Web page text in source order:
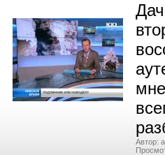
Автор: